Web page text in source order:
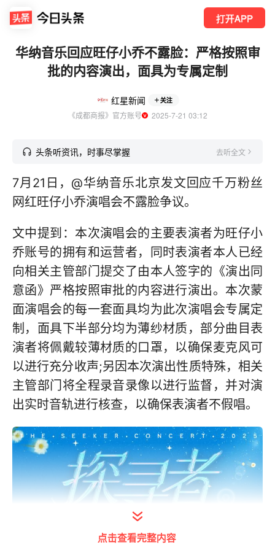
打开APP
华纳音乐回应旺仔小乔不露脸：严格按照审
批的内容演出，面具为专属定制
红星新闻 关注
《成都商报》官方账号
  2025-7-21 03:12
头条听资讯，时事尽掌握 去听全文
7月21日，@华纳音乐北京发文回应千万粉丝
网红旺仔小乔演唱会不露脸争议。
文中提到：本次演唱会的主要表演者为旺仔小
乔账号的拥有和运营者，同时表演者本人已经
向相关主管部门提交了由本人签字的《演出同
意函》严格按照审批的内容进行演出。本次蒙
面演唱会的每一套面具均为此次演唱会专属定
制，面具下半部分均为薄纱材质，部分曲目表
演者将佩戴较薄材质的口罩，以确保麦克风可
以进行充分收声;另因本次演出性质特殊，相关
主管部门将全程录音录像以进行监督，并对演
出实时音轨进行核查，以确保表演者不假唱。
点击查看完整内容